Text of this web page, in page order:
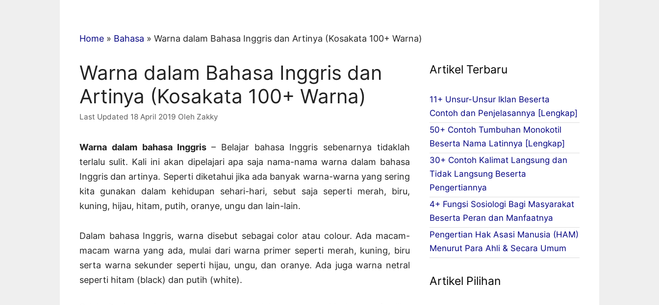
Home » Bahasa » Warna dalam Bahasa Inggris dan Artinya (Kosakata 100+ Warna)
Warna dalam Bahasa Inggris dan
Artinya (Kosakata 100+ Warna)
18 April 2019 Oleh Zakky
Warna dalam bahasa Inggris– Belajar bahasa Inggris sebenarnya tidaklah
terlalu sulit. Kali ini akan dipelajari apa saja nama-nama warna dalam bahasa
Inggris dan artinya. Seperti diketahui jika ada banyak warna-warna yang sering
kita gunakan dalam kehidupan sehari-hari, sebut saja seperti merah, biru,
kuning, hijau, hitam, putih, oranye, ungu dan lain-lain.
Dalam bahasa Inggris, warna disebut sebagai color atau colour. Ada macam-
macam warna yang ada, mulai dari warna primer seperti merah, kuning, biru
serta warna sekunder seperti hijau, ungu, dan oranye. Ada juga warna netral
seperti hitam (black) dan putih (white).
Artikel Terbaru
11+ Unsur-Unsur Iklan Beserta
Contoh dan Penjelasannya [Lengkap]
50+ Contoh Tumbuhan Monokotil
Beserta Nama Latinnya [Lengkap]
30+ Contoh Kalimat Langsung dan
Tidak Langsung Beserta
Pengertiannya
4+ Fungsi Sosiologi Bagi Masyarakat
Beserta Peran dan Manfaatnya
Pengertian Hak Asasi Manusia (HAM)
Menurut Para Ahli & Secara Umum
Artikel Pilihan